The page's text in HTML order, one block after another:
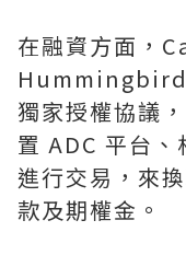
在融資方面，
獨家授權協議
置 ADC 平台
進行交易，來
款及期權金。